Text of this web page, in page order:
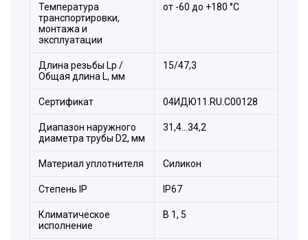
Состав комплекта:
Температура
транспортировки,
монтажа и
эксплуатации
от -60 до +180 °С
Длина резьбы Lp /
Общая длина L, мм
15/47,3
Сертификат 04ИДЮ11.RU.С00128
Диапазон наружного
диаметра трубы D2, мм
31,4…34,2
Материал уплотнителя Силикон
Стeпень IP IP67
Климатическое
исполнение
B 1, 5